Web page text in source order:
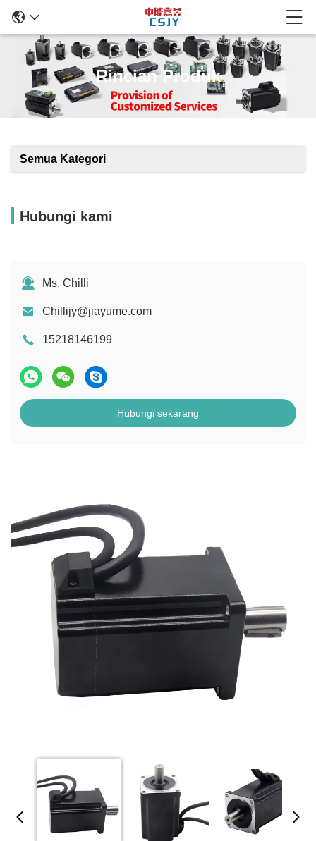
Rincian Produk
Semua Kategori
Hubungi kami
Ms. Chilli
Chillijy@jiayume.com
15218146199
Hubungi sekarang